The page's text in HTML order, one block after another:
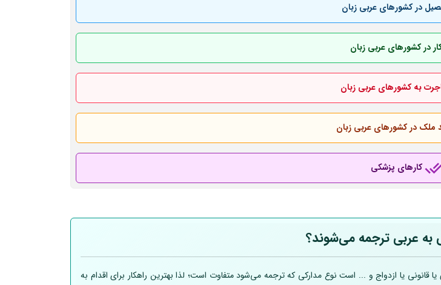
در کشورهای عربی زبان
در کشورهای عربی زبان
به کشورهای عربی زبان
ملک در کشورهای عربی زبان
کارهای پزشکی
به عربی ترجمه می‌شوند؟
یا ازدواج و ... است نوع مدارکی که ترجمه می‌شود متفاوت است؛ لذا بهترین راهکار برای اقدام به